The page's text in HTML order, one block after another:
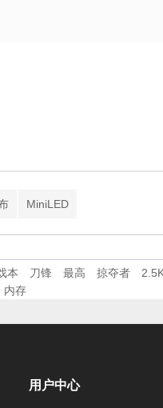
MiniLED
本 刀锋 最高 掠夺者
内存
用户中心